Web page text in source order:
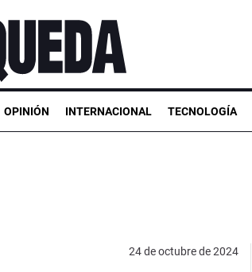
OPINIÓN INTERNACIONAL TECNOLOGÍA
24 de octubre de 2024